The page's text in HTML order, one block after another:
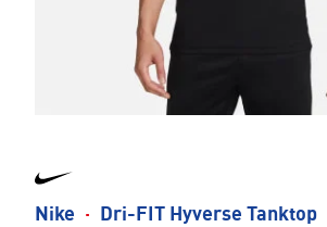
Nike · Dri-FIT Hyverse Tanktop